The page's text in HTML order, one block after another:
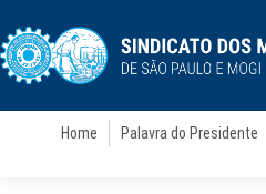
Home Palavra do Presidente